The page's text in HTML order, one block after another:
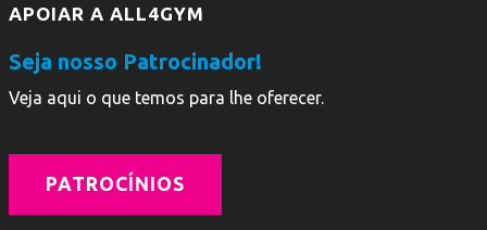
APOIAR A ALL4GYM
Seja nosso Patrocinador!
Veja aqui o que temos para lhe oferecer.
PATROCÍNIOS